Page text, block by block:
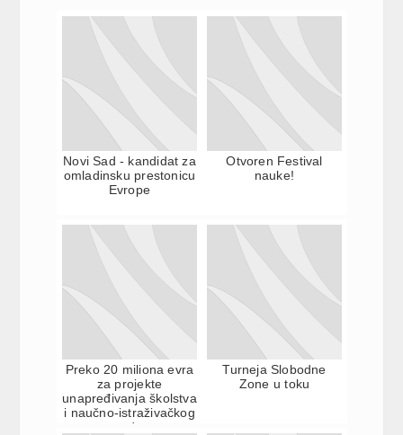
Novi Sad - kandidat za
omladinsku prestonicu
Evrope
Otvoren Festival
nauke!
Preko 20 miliona evra
za projekte
unapređivanja školstva
i naučno-istraživačkog
rada
Turneja Slobodne
Zone u toku